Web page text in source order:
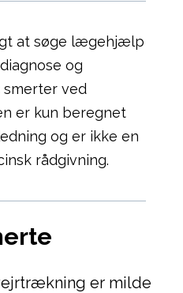
at søge lægehjælp
og
ved
er kun beregnet
og er ikke en
rådgivning.
er milde